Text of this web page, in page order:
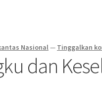
Nasional— Tinggalkan
dan